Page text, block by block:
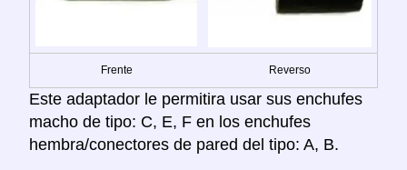
Frente Reverso
Este adaptador le permitira usar sus enchufes
macho de tipo: C, E, F en los enchufes
hembra/conectores de pared del tipo: A, B.